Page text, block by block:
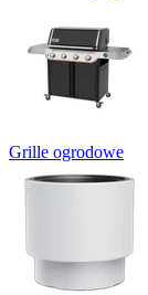
Grille ogrodowe